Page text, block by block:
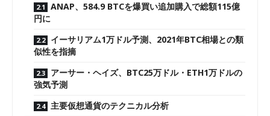
ANAP、584.9 BTCを爆買い追加購入で総額115億
円に
イーサリアム1万ドル予測、2021年BTC相場との類
似性を指摘
アーサー・ヘイズ、BTC25万ドル・ETH1万ドルの
強気予測
主要仮想通貨のテクニカル分析